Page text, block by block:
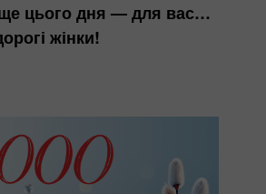
цього дня — для вас…
жінки!